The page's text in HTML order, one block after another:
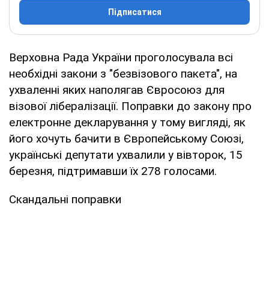
Підписатися
Верховна Рада України проголосувала всі
необхідні закони з "безвізового пакета", на
ухваленні яких наполягав Євросоюз для
візової лібералізації. Поправки до закону про
електронне декларування у тому вигляді, як
його хочуть бачити в Європейському Союзі,
українські депутати ухвалили у вівторок, 15
березня, підтримавши їх 278 голосами.
Скандальні поправки